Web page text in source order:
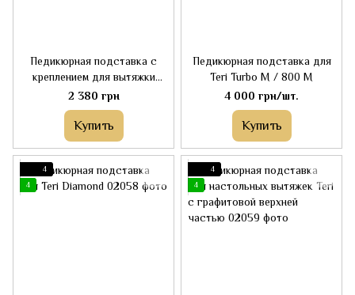
Педикюрная подставка с
креплением для вытяжки
Panther (классическая
версия)
2 380 грн
Купить
Педикюрная подставка для
Teri Turbo M / 800 M
4 000 грн/шт.
Купить
4
4
4
4